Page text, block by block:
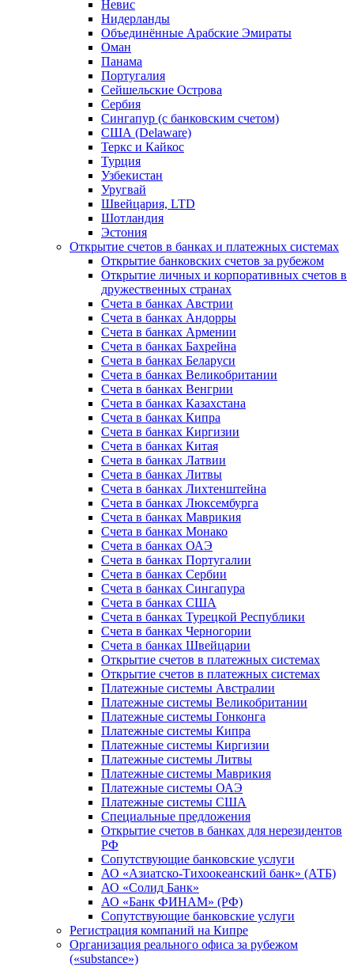
Нeвис
Нидерланды
Объединённые Арабские Эмираты
Оман
Панама
Португалия
Сейшельские Острова
Сербия
Сингапур (c банковским счетом)
США (Delaware)
Теркс и Кайкос
Турция
Узбекистан
Уругвай
Швейцария, LTD
Шотландия
Эстония
Открытие счетов в банках и платежных системах
Открытие банковских счетов за рубежом
Открытие личных и корпоративных счетов в
дружественных странах
Счета в банках Австрии
Счета в банках Андорры
Счета в банках Армении
Счета в банках Бахрейна
Счета в банках Беларуси
Счета в банках Великобритании
Счета в банках Венгрии
Счета в банках Казахстана
Счета в банках Кипра
Счета в банках Киргизии
Счета в банках Китая
Счета в банках Латвии
Счета в банках Литвы
Счета в банках Лихтенштейна
Счета в банках Люксембурга
Счета в банках Маврикия
Счета в банках Монако
Счета в банках ОАЭ
Счета в банках Португалии
Счета в банках Сербии
Счета в банках Сингапура
Счета в банках США
Счета в банках Турецкой Республики
Счета в банках Черногории
Счета в банках Швейцарии
Открытие счетов в платежных системах
Открытие счетов в платежных системах
Платежные системы Австралии
Платежные системы Великобритании
Платежные системы Гонконга
Платежные системы Кипра
Платежные системы Киргизии
Платежные системы Литвы
Платежные системы Маврикия
Платежные системы ОАЭ
Платежные системы США
Специальные предложения
Открытие счетов в банках для нерезидентов
РФ
Сопутствующие банковские услуги
АО «Азиатско-Тихоокеанский банк» (АТБ)
АО «Солид Банк»
АО «Банк ФИНАМ» (РФ)
Сопутствующие банковские услуги
Регистрация компаний на Кипре
Организация реального офиса за рубежом
(«substance»)